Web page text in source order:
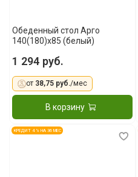
Обеденный стол Арго
140(180)x85 (белый)
1 294 руб.
от 38,75 руб./мес
В корзину
КРЕДИТ 4 % НА 36 МЕС